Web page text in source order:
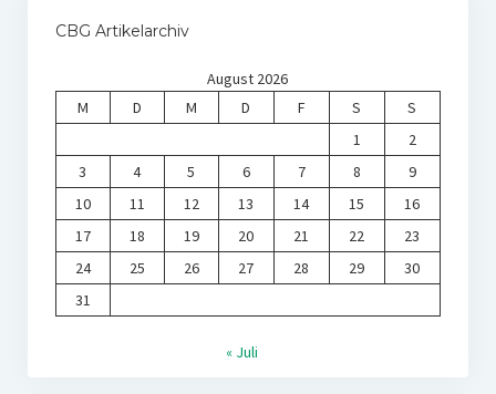
CBG Artikelarchiv
August 2026
M
D M D F S
S
1
2
3
4 5 6 7 8
9
10
11 12 13 14 15
16
17
18 19 20 21 22
23
24
25 26 27 28 29
30
31
« Juli